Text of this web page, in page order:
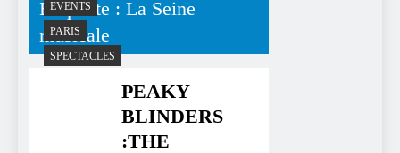
Étiquette : La Seine
musicale
EVENTS
PARIS
SPECTACLES
PEAKY
BLINDERS
:THE